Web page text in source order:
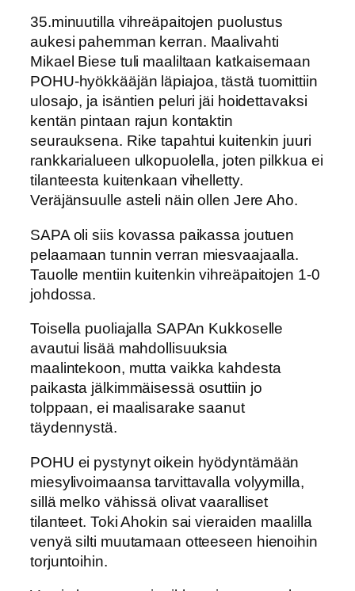
35.minuutilla vihreäpaitojen puolustus
aukesi pahemman kerran. Maalivahti
Mikael Biese tuli maaliltaan katkaisemaan
POHU-hyökkääjän läpiajoa, tästä tuomittiin
ulosajo, ja isäntien peluri jäi hoidettavaksi
kentän pintaan rajun kontaktin
seurauksena. Rike tapahtui kuitenkin juuri
rankkarialueen ulkopuolella, joten pilkkua ei
tilanteesta kuitenkaan vihelletty.
Veräjänsuulle asteli näin ollen Jere Aho.
SAPA oli siis kovassa paikassa joutuen
pelaamaan tunnin verran miesvaajaalla.
Tauolle mentiin kuitenkin vihreäpaitojen 1-0
johdossa.
Toisella puoliajalla SAPAn Kukkoselle
avautui lisää mahdollisuuksia
maalintekoon, mutta vaikka kahdesta
paikasta jälkimmäisessä osuttiin jo
tolppaan, ei maalisarake saanut
täydennystä.
POHU ei pystynyt oikein hyödyntämään
miesylivoimaansa tarvittavalla volyymilla,
sillä melko vähissä olivat vaaralliset
tilanteet. Toki Ahokin sai vieraiden maalilla
venyä silti muutamaan otteeseen hienoihin
torjuntoihin.